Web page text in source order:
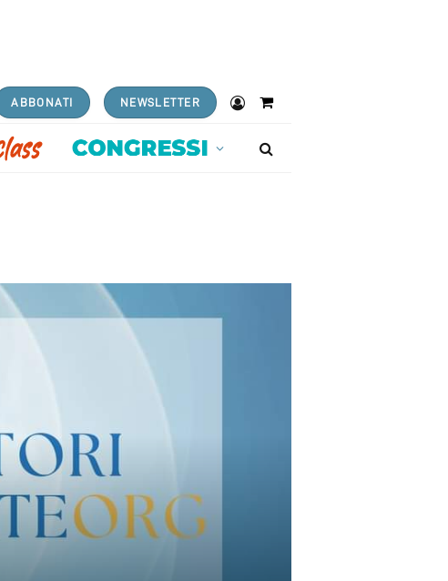
ABBONATI NEWSLETTER
Shopping